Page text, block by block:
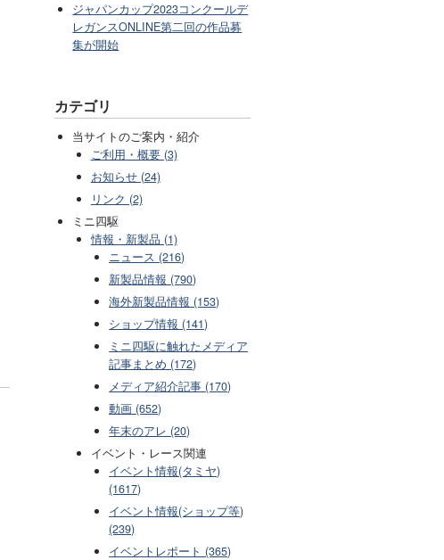
ジャパンカップ2023コンクールデ
レガンスONLINE第二回の作品募
集が開始
カテゴリ
当サイトのご案内・紹介
ご利用・概要 (3)
お知らせ (24)
リンク (2)
ミニ四駆
情報・新製品 (1)
ニュース (216)
新製品情報 (790)
海外新製品情報 (153)
ショップ情報 (141)
ミニ四駆に触れたメディア
記事まとめ (172)
メディア紹介記事 (170)
動画 (652)
年末のアレ (20)
イベント・レース関連
イベント情報(タミヤ)
(1617)
イベント情報(ショップ等)
(239)
イベントレポート (365)